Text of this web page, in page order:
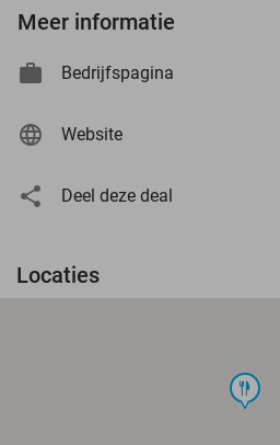
Meer informatie
Bedrijfspagina
Website
Deel deze deal
Locaties
food